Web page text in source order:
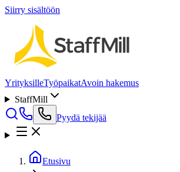
Siirry sisältöön
YrityksilleTyöpaikatAvoin hakemus
StaffMill
Pyydä tekijää
Etusivu